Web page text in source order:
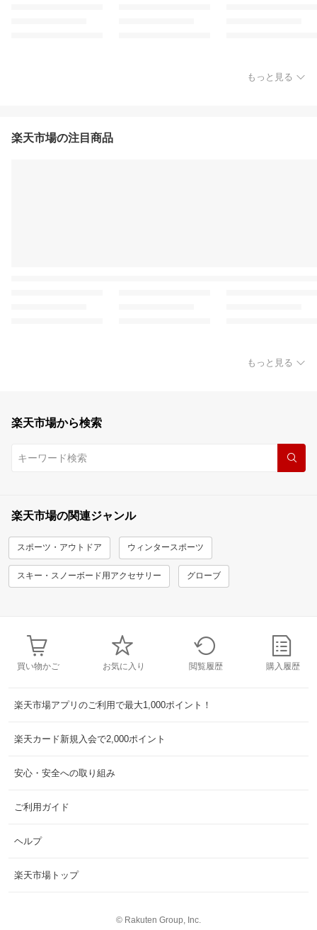
もっと見る
楽天市場の注目商品
もっと見る
楽天市場から検索
楽天市場の関連ジャンル
スポーツ・アウトドア ウィンタースポーツ
スキー・スノーボード用アクセサリー グローブ
買い物かご お気に入り 閲覧履歴 購入履歴
楽天市場アプリのご利用で最大1,000ポイント！
楽天カード新規入会で2,000ポイント
安心・安全への取り組み
ご利用ガイド
ヘルプ
楽天市場トップ
© Rakuten Group, Inc.